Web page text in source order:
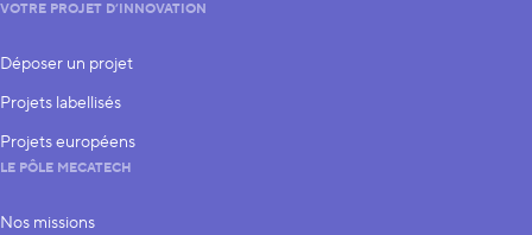
VOTRE PROJET D’INNOVATION
Déposer un projet
Projets labellisés
Projets européens
LE PÔLE MECATECH
Nos missions